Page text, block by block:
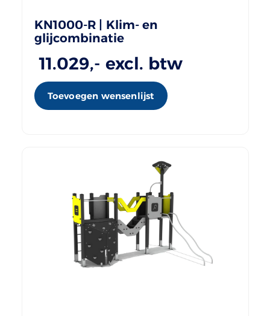
KN1000-R | Klim- en
glijcombinatie
11.029,- excl. btw
Toevoegen wensenlijst